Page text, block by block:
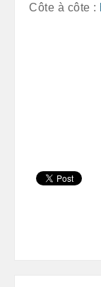
Côte à côte :